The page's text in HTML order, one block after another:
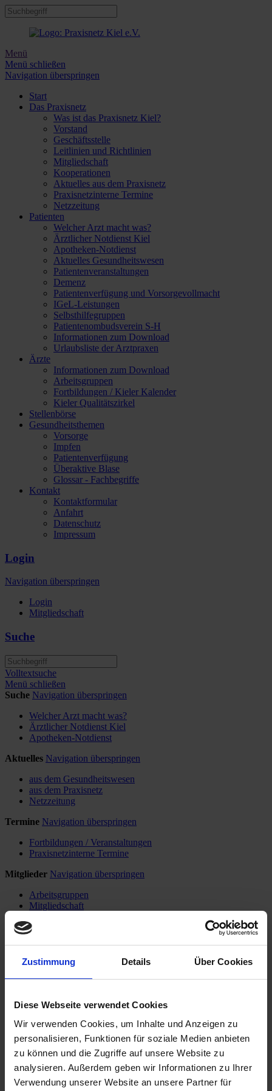
Zustimmung Details Über Cookies
Diese Webseite verwendet Cookies
Wir verwenden Cookies, um Inhalte und Anzeigen zu
personalisieren, Funktionen für soziale Medien anbieten
zu können und die Zugriffe auf unsere Website zu
analysieren. Außerdem geben wir Informationen zu Ihrer
Verwendung unserer Website an unsere Partner für
Menü
Menü schließen
Navigation überspringen
Start
Das Praxisnetz
Was ist das Praxisnetz Kiel?
Vorstand
Geschäftsstelle
Leitlinien und Richtlinien
Mitgliedschaft
Kooperationen
Aktuelles aus dem Praxisnetz
Praxisnetzinterne Termine
Netzzeitung
Patienten
Welcher Arzt macht was?
Ärztlicher Notdienst Kiel
Apotheken-Notdienst
Aktuelles Gesundheitswesen
Patientenveranstaltungen
Demenz
Patientenverfügung und Vorsorgevollmacht
IGeL-Leistungen
Selbsthilfegruppen
Patientenombudsverein S-H
Informationen zum Download
Urlaubsliste der Arztpraxen
Ärzte
Informationen zum Download
Arbeitsgruppen
Fortbildungen / Kieler Kalender
Kieler Qualitätszirkel
Stellenbörse
Gesundheitsthemen
Vorsorge
Impfen
Patientenverfügung
Überaktive Blase
Glossar - Fachbegriffe
Kontakt
Kontaktformular
Anfahrt
Datenschutz
Impressum
Login
Navigation überspringen
Login
Mitgliedschaft
Suche
Volltextsuche
Menü schließen
Suche Navigation überspringen
Welcher Arzt macht was?
Ärztlicher Notdienst Kiel
Apotheken-Notdienst
Aktuelles Navigation überspringen
aus dem Gesundheitswesen
aus dem Praxisnetz
Netzzeitung
Termine Navigation überspringen
Fortbildungen / Veranstaltungen
Praxisnetzinterne Termine
Mitglieder Navigation überspringen
Arbeitsgruppen
Mitgliedschaft
Navigation überspringen
Start
Das Praxisnetz
Was ist das Praxisnetz Kiel?
Geschäftsstelle
Mitgliedschaft
Kooperationen
Aktuelles aus dem Praxisnetz
Praxisnetzinterne Termine
Netzzeitung
Patienten